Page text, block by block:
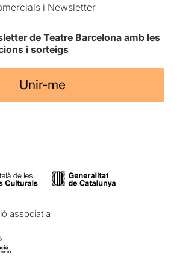
i Newsletter
de Teatre Barcelona amb les
i sorteigs
Unir-me
associat a